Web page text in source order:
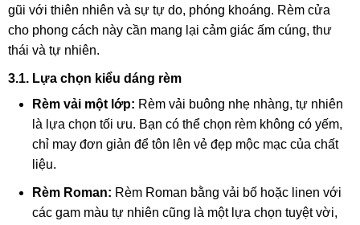
gũi với thiên nhiên và sự tự do, phóng khoáng. Rèm cửa
cho phong cách này cần mang lại cảm giác ấm cúng, thư
thái và tự nhiên.
3.1. Lựa chọn kiểu dáng rèm
Rèm vải một lớp: Rèm vải buông nhẹ nhàng, tự nhiên
là lựa chọn tối ưu. Bạn có thể chọn rèm không có yếm,
chỉ may đơn giản để tôn lên vẻ đẹp mộc mạc của chất
liệu.
Rèm Roman: Rèm Roman bằng vải bố hoặc linen với
các gam màu tự nhiên cũng là một lựa chọn tuyệt vời,